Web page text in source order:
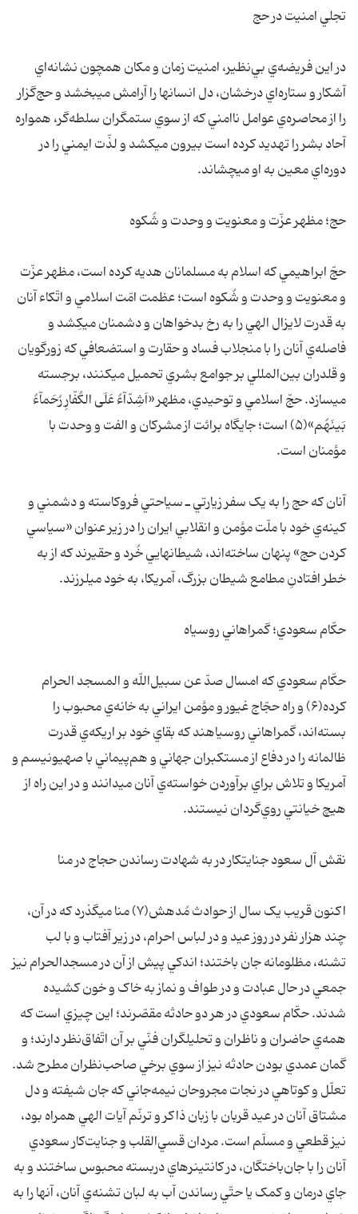
تجلي امنيت در حج
در اين فريضه‌ي بي‌نظير، امنيت زمان و مکان همچون نشانه‌اي
آشکار و ستاره‌اي درخشان، دل انسانها را آرامش ميبخشد و حج‌گزار
را از محاصره‌ي عوامل ناامني که از سوي ستمگران سلطه‌گر، همواره
آحاد بشر را تهديد کرده است بيرون ميکشد و لذّت ايمني را در
دوره‌اي معين به او ميچشاند.
حج؛ مظهر عزّت و معنويت و وحدت و شُکوه
حجّ ابراهيمي که اسلام به مسلمانان هديه کرده است، مظهر عزّت
و معنويت و وحدت و شُکوه است؛ عظمت امّت اسلامي و اتّکاء آنان
به قدرت لايزال الهي را به رخ بدخواهان و دشمنان ميکِشد و
فاصله‌ي آنان را با منجلاب فساد و حقارت و استضعافي که زورگويان
و قلدران بين‌المللي بر جوامع بشري تحميل ميکنند، برجسته
ميسازد. حجّ اسلامي و توحيدي، مظهر «اَشِدّآءُ عَلَى الکُفّارِ رُحَمآءُ
بَينَهُم»(۵) است؛ جايگاه برائت از مشرکان و الفت و وحدت با
مؤمنان است.
آنان که حج را به يک سفر زيارتي ـ سياحتي فروکاسته و دشمني و
کينه‌ي خود با ملّت مؤمن و انقلابي ايران را در زير عنوان «سياسي
کردن حج» پنهان ساخته‌اند، شيطانهايي خُرد و حقيرند که از به
خطر افتادنِ مطامع شيطان بزرگ، آمريکا، به خود ميلرزند.
حکّام سعودي؛ گمراهاني روسياه
حکّام سعودي که امسال صدّ عن سبيل‌اللّه و المسجد الحرام
کرده(۶) و راه حجّاج غيور و مؤمن ايراني به خانه‌ي محبوب را
بسته‌اند، گمراهاني روسياهند که بقاي خود بر اريکه‌ي قدرت
ظالمانه را در دفاع از مستکبران جهاني و هم‌پيماني با صهيونيسم و
آمريکا و تلاش براي برآوردن خواسته‌ي آنان ميدانند و در اين راه از
هيچ خيانتي روي‌گردان نيستند.
نقش آل سعود جنايتکار در به شهادت رساندن حجاج در منا
اکنون قريب يک سال از حوادث مُدهش(۷) منا ميگذرد که در آن،
چند هزار نفر در روز عيد و در لباس احرام، در زير آفتاب و با لب
تشنه، مظلومانه جان باختند؛ اندکي پيش از آن در مسجدالحرام نيز
جمعي در حال عبادت و در طواف و نماز به خاک و خون کشيده
شدند. حکّام سعودي در هر دو حادثه مقصّرند؛ اين چيزي است که
همه‌ي حاضران و ناظران و تحليلگران فنّي بر آن اتّفاق‌نظر دارند؛ و
گمان عمدي بودن حادثه نيز از سوي برخي صاحب‌نظران مطرح شد.
تعلّل و کوتاهي در نجات مجروحان نيمه‌جاني که جان شيفته و دل
مشتاق آنان در عيد قربان با زبان ذاکر و ترنّم آيات الهي همراه بود،
نيز قطعي و مسلّم است. مردان قسي‌القلب و جنايت‌کار سعودي
آنان را با جان‌باختگان، در کانتينرهاي دربسته محبوس ساختند و به
جاي درمان و کمک يا حتّي رساندن آب به لبان تشنه‌ي آنان، آنها را به